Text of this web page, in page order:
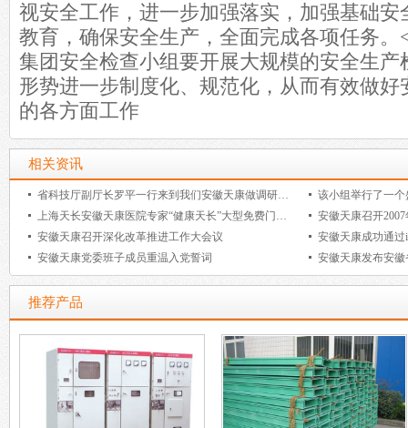
视安全工作，进一步加强落实，加强基础
教育，确保安全生产，全面完成各项任务。
集团安全检查小组要开展大规模的安全生
形势进一步制度化、规范化，从而有效做好
的各方面工作
相关资讯
省科技厅副厅长罗平一行来到我们安徽天康做调研工作
上海天长安徽天康医院专家“健康天长”大型免费门诊活动暨“上海
安徽天康召开
安徽天康召开深化改革推进工作大会议
安徽天康党委班子成员重温入党誓词
安徽天康发布安
推荐产品